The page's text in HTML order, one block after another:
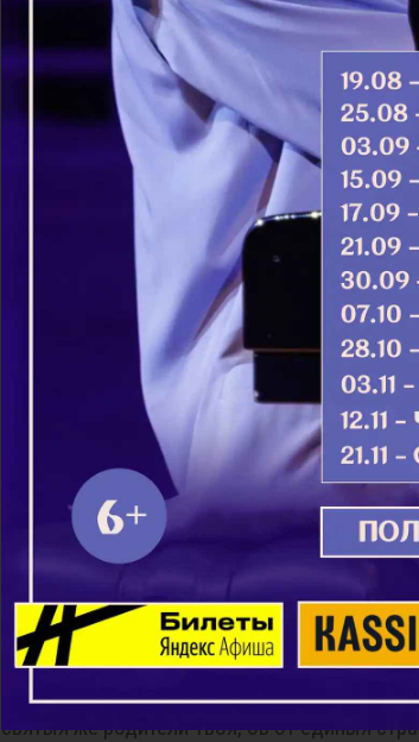
тимпанниц шествия своя устрояяй. Радуйся,
Спасов, ко храму законному пути Своя
Богоизбранная Отроковице, вхождением во
нам отверзшая.
Кондак 3
Сила Вышняго осени Тя и Дух Святый найде
Предводитель Твой, егда по триех днех пути
Иерусалима, и яко Кивот Божий ведома
Господню, Богородице Дево, да сбудется
глаголющее: "Видена быша шествия Твоя,
моего Царя, иже во Святем". И тако за
чистоту Твою, храм Божий удостоилася
Святый хотяше жити да соделает Тя
небесное, да паки исполнится на Тебе
глаголющее: "Освятил еси Селение Свое,
Твой, Господи, дивен в правде", сего ради
Тебе: Аллилуиа.
Икос 3
Имуще леты три, Пресвятая Дево,
святыя же родители Твоя, ов от единыя